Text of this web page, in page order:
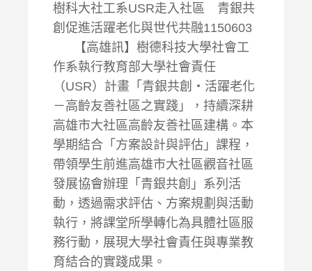
樹科大社工系USR走入社區 青銀共
創促進活躍老化與世代共融1150603
【高雄訊】樹德科技大學社會工
作系執行教育部大學社會責任
（USR）計畫「青銀共創・活躍老化
－高齡友善社區之實踐」，持續深耕
高雄市大社區高齡友善社區建構。本
學期結合「方案設計與評估」課程，
帶領學生前進高雄市大社區觀音社區
發展協會辦理「青銀共創」系列活
動，透過需求評估、方案規劃與活動
執行，將課堂所學轉化為具體社區服
務行動，展現大學社會責任與專業教
育結合的實踐成果。